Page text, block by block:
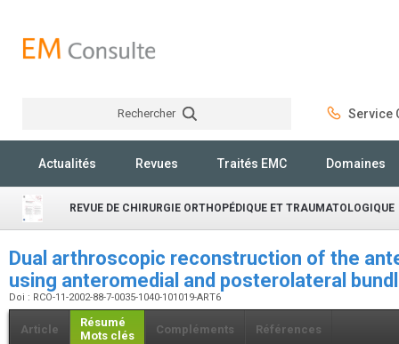
Rechercher Service
Actualités Revues Traités EMC Domaines
REVUE DE CHIRURGIE ORTHOPÉDIQUE ET TRAUMATOLOGIQUE
Dual arthroscopic reconstruction of the
using anteromedial and posterolateral
Doi : RCO-11-2002-88-7-0035-1040-101019-ART6
Article
Résumé
Mots clés
Compléments Références